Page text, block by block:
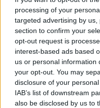
processing of your
targeted advertising by
section to confirm your
opt-out request is
interest-based ads based
us or personal information
your opt-out. You may
disclosure of your
IAB’s list of downstream
also be disclosed by us to